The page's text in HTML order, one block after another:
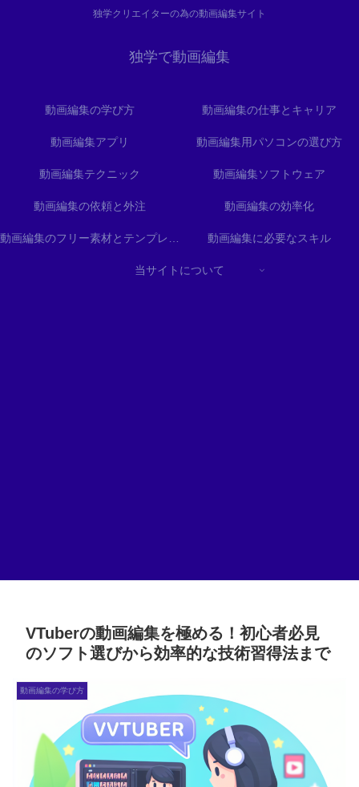
独学クリエイターの為の動画編集サイト
独学で動画編集
動画編集の学び方 動画編集の仕事とキャリア
動画編集アプリ 動画編集用パソコンの選び方
動画編集テクニック 動画編集ソフトウェア
動画編集の依頼と外注 動画編集の効率化
動画編集のフリー素材とテンプレート 動画編集に必要なスキル
当サイトについて
VTuberの動画編集を極める！初心者必見
のソフト選びから効率的な技術習得法まで
動画編集の学び方